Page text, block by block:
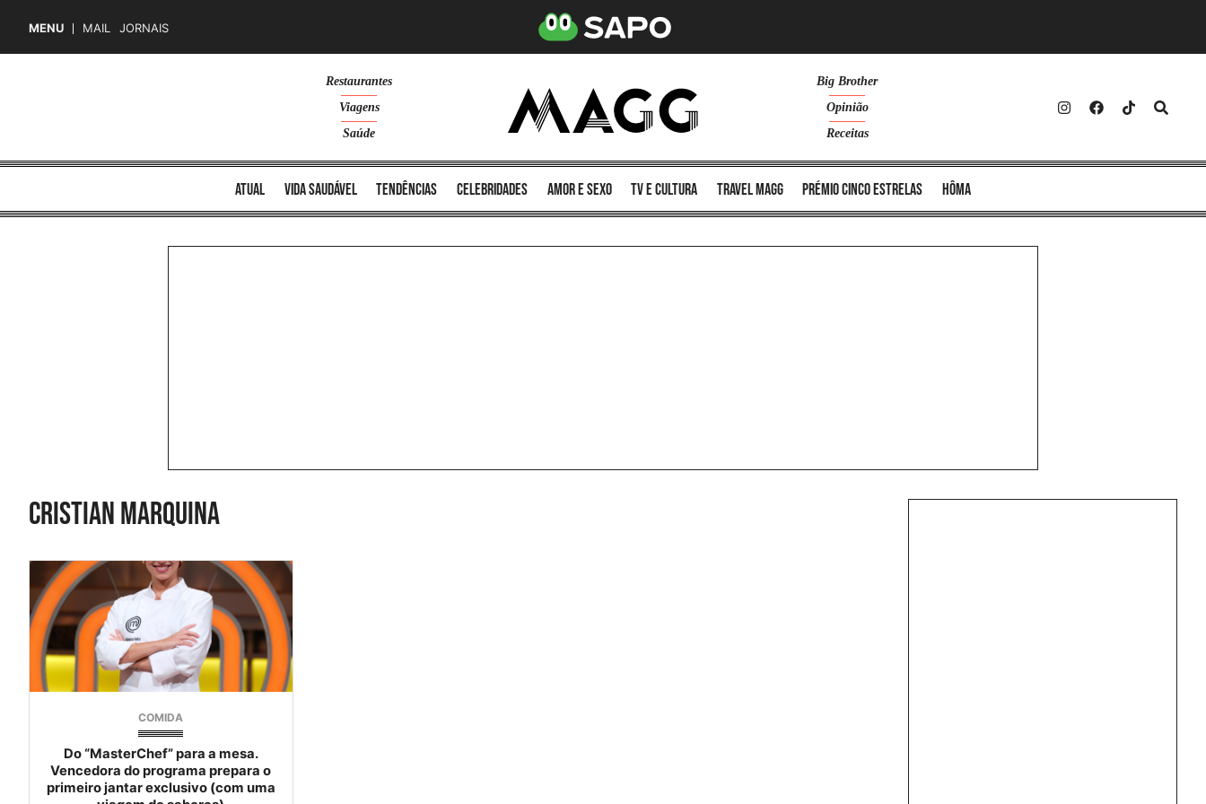
MENU MAIL JORNAIS
Restaurantes
Viagens
Saúde
Big Brother
Opinião
Receitas
atual vida saudável tendências celebridades amor e sexo TV e cultura Travel MAGG Prémio Cinco Estrelas Hôma
cristian marquina
COMIDA
Do “MasterChef” para a mesa.
Vencedora do programa prepara o
primeiro jantar exclusivo (com uma